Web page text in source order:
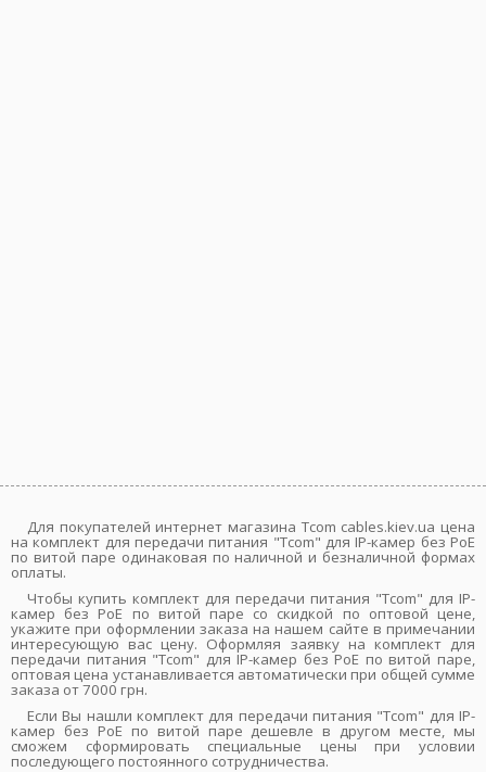
Для покупателей интернет магазина Tcom cables.kiev.ua цена
на комплект для передачи питания "Tcom" для IP-камер без PoE
по витой паре одинаковая по наличной и безналичной формах
оплаты.
Чтобы купить комплект для передачи питания "Tcom" для IP-
камер без PoE по витой паре со скидкой по оптовой цене,
укажите при оформлении заказа на нашем сайте в примечании
интересующую вас цену. Оформляя заявку на комплект для
передачи питания "Tcom" для IP-камер без PoE по витой паре,
оптовая цена устанавливается автоматически при общей сумме
заказа от 7000 грн.
Если Вы нашли комплект для передачи питания "Tcom" для IP-
камер без PoE по витой паре дешевле в другом месте, мы
сможем сформировать специальные цены при условии
последующего постоянного сотрудничества.